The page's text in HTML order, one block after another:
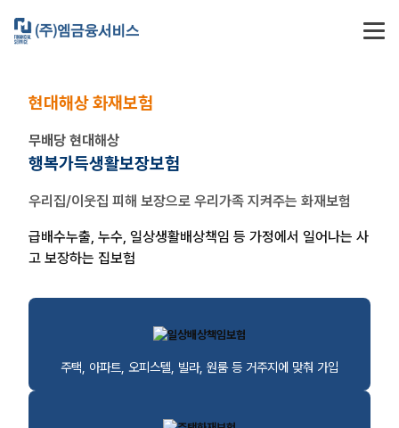
현대해상 화재보험
무배당 현대해상
행복가득생활보장보험
우리집/이웃집 피해 보장으로 우리가족 지켜주는 화재보험
급배수누출, 누수, 일상생활배상책임 등 가정에서 일어나는 사
고 보장하는 집보험
주택, 아파트, 오피스텔, 빌라, 원룸 등 거주지에 맞춰 가입